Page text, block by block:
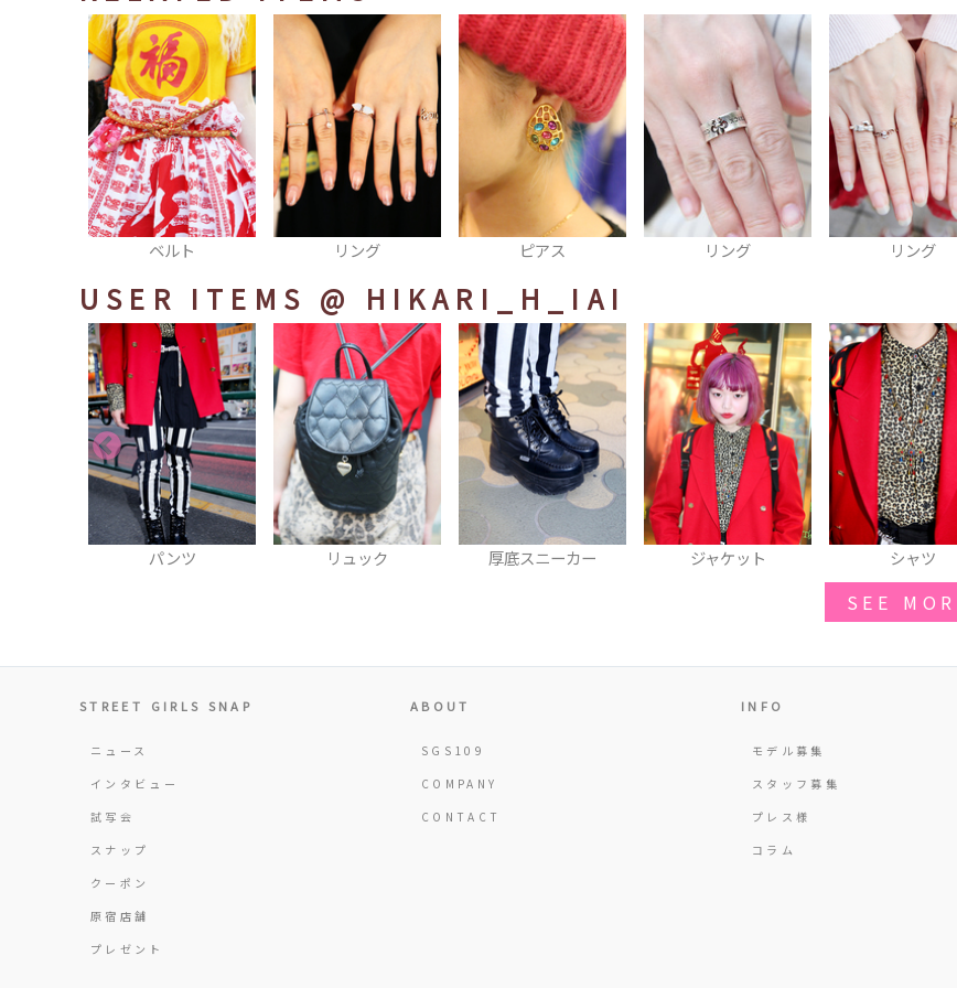
リング ピアス リング リング 時計
USER ITEMS @ HIKARI_H_IAI
リュック 厚底スニーカー ジャケット シャツ ネックレス
SEE
STREET GIRLS SNAP
ニュース
インタビュー
試写会
スナップ
クーポン
原宿店舗
プレゼント
ABOUT
SGS109
COMPANY
CONTACT
INFO
モデル募集
スタッフ募集
プレス様
コラム